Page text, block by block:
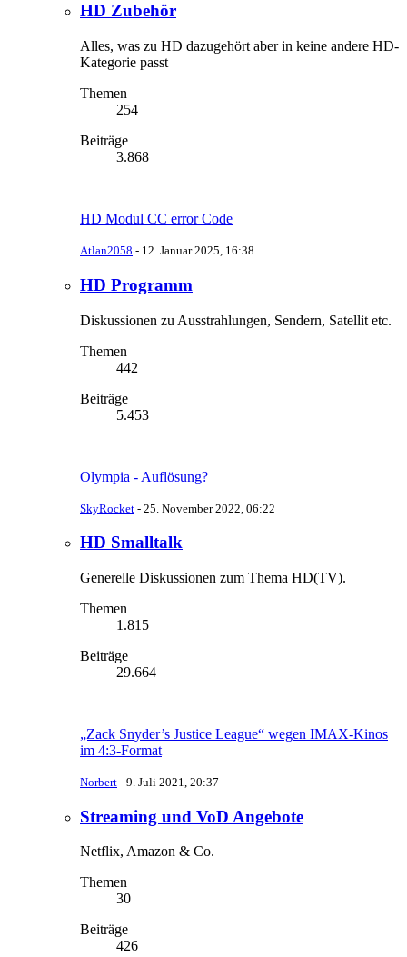
HD Zubehör
Alles, was zu HD dazugehört aber in keine andere HD-
Kategorie passt
Themen
254
Beiträge
3.868
HD Modul CC error Code
Atlan2058 - 12. Januar 2025, 16:38
HD Programm
Diskussionen zu Ausstrahlungen, Sendern, Satellit etc.
Themen
442
Beiträge
5.453
Olympia - Auflösung?
SkyRocket - 25. November 2022, 06:22
HD Smalltalk
Generelle Diskussionen zum Thema HD(TV).
Themen
1.815
Beiträge
29.664
„Zack Snyder’s Justice League“ wegen IMAX-Kinos
im 4:3-Format
Norbert - 9. Juli 2021, 20:37
Streaming und VoD Angebote
Netflix, Amazon & Co.
Themen
30
Beiträge
426